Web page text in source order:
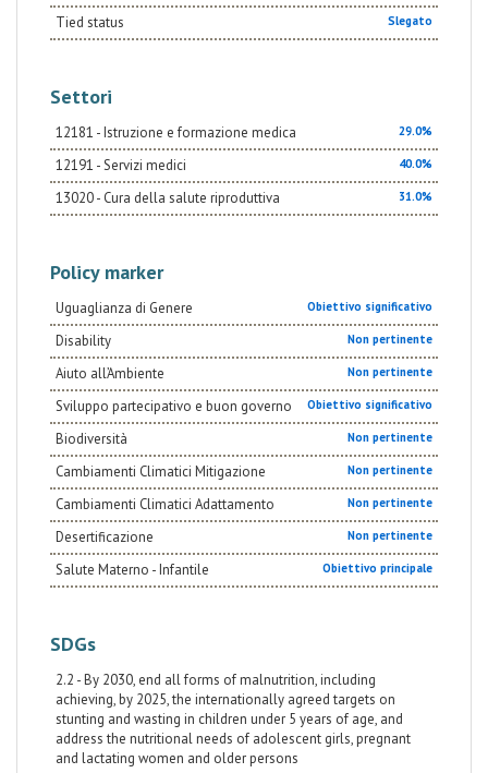
Tied status Slegato
Settori
12181 - Istruzione e formazione medica 29.0%
12191 - Servizi medici 40.0%
13020 - Cura della salute riproduttiva 31.0%
Policy marker
Uguaglianza di Genere Obiettivo significativo
Disability Non pertinente
Aiuto all’Ambiente Non pertinente
Sviluppo partecipativo e buon governo Obiettivo significativo
Biodiversità Non pertinente
Cambiamenti Climatici Mitigazione Non pertinente
Cambiamenti Climatici Adattamento Non pertinente
Desertificazione Non pertinente
Salute Materno - Infantile Obiettivo principale
SDGs
2.2 - By 2030, end all forms of malnutrition, including
achieving, by 2025, the internationally agreed targets on
stunting and wasting in children under 5 years of age, and
address the nutritional needs of adolescent girls, pregnant
and lactating women and older persons